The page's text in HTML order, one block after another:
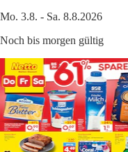
Mo. 3.8. - Sa. 8.8.2026
Noch bis morgen gültig